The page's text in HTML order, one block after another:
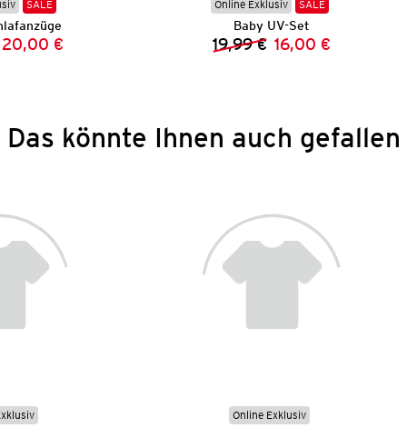
SALE
Preis:
Preis:
20,00 €
Online Exklusiv SALE
Baby UV-Set
Vorheriger Preis:
19,99 € Neuer Preis:
16,00 €
Das könnte Ihnen auch gefallen
Online Exklusiv